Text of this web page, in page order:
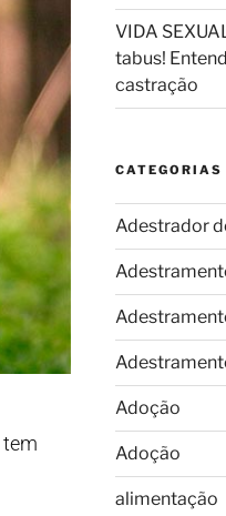
VIDA
tabus!
castração
CATEGORIAS
Adestrador
Adoção
Adoção
alimentação